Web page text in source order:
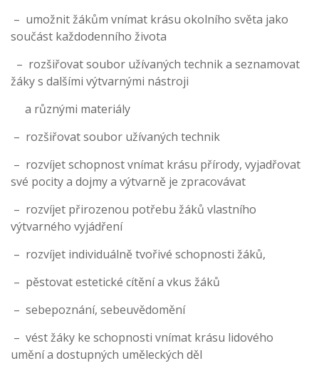
– umožnit žákům vnímat krásu okolního světa jako
součást každodenního života
– rozšiřovat soubor užívaných technik a seznamovat
žáky s dalšími výtvarnými nástroji
a různými materiály
– rozšiřovat soubor užívaných technik
– rozvíjet schopnost vnímat krásu přírody, vyjadřovat
své pocity a dojmy a výtvarně je zpracovávat
– rozvíjet přirozenou potřebu žáků vlastního
výtvarného vyjádření
– rozvíjet individuálně tvořivé schopnosti žáků,
– pěstovat estetické cítění a vkus žáků
– sebepoznání, sebeuvědomění
– vést žáky ke schopnosti vnímat krásu lidového
umění a dostupných uměleckých děl